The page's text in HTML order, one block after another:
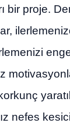
bir proje.
nefes